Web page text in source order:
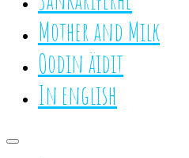
Mother and Milk
Oodin äidit
In english